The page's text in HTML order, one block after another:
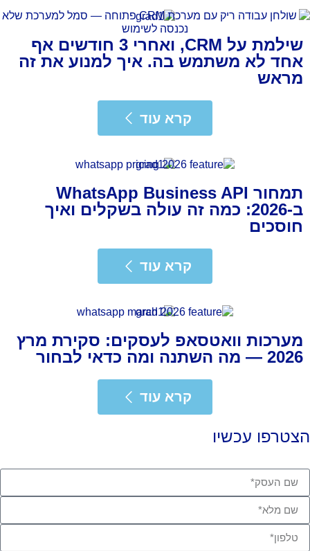
שילמת על CRM, ואחרי 3 חודשים אף
אחד לא משתמש בה. איך למנוע את זה
מראש
קרא עוד
תמחור WhatsApp Business API
ב-2026: כמה זה עולה בשקלים ואיך
חוסכים
קרא עוד
מערכות וואטסאפ לעסקים: סקירת מרץ
2026 — מה השתנה ומה כדאי לבחור
קרא עוד
עכשיו